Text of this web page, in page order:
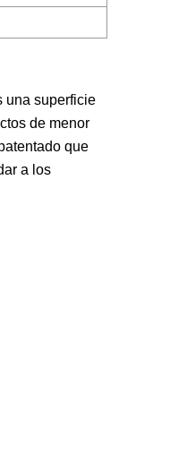
una superficie
de menor
que
a los